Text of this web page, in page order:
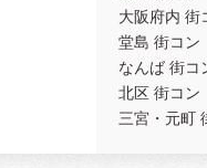
大阪府内 街
堂島 街コン
なんば 街コ
北区 街コン
三宮・元町